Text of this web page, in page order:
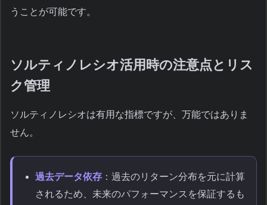
うことが可能です。
ソルティノレシオ活用時の注意点とリス
ク管理
ソルティノレシオは有用な指標ですが、万能ではありま
せん。
過去データ依存 ：過去のリターン分布を元に計算
されるため、未来のパフォーマンスを保証するも